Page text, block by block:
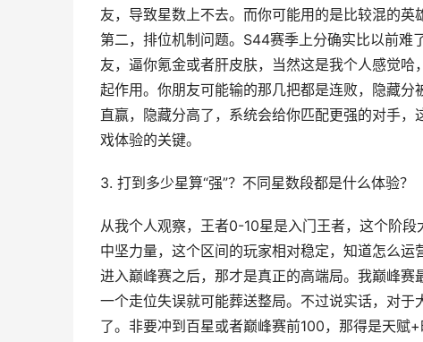
友，导致星数上不去。而你可能用的是比较混的英
第二，排位机制问题。S44赛季上分确实比以前难
友，逼你氪金或者肝皮肤，当然这是我个人感觉
起作用。你朋友可能输的那几把都是连败，隐藏
直赢，隐藏分高了，系统会给你匹配更强的对手
戏体验的关键。
3. 打到多少星算“强”？不同星数段都是什么体验？
从我个人观察，王者0-10星是入门王者，这个阶
中坚力量，这个区间的玩家相对稳定，知道怎么
进入巅峰赛之后，那才是真正的高端局。我巅峰赛
一个走位失误就可能葬送整局。不过说实话，对
了。非要冲到百星或者巅峰赛前100，那得是天赋